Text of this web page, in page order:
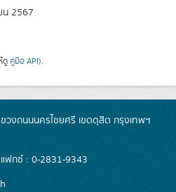
2567
ดู คู่มือ API).
วงถนนนครไชยศรี เขตดุสิต กรุงเทพฯ
ฟกซ์ : 0-2831-9343